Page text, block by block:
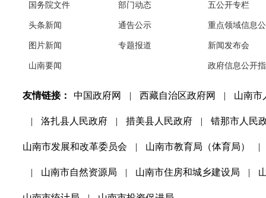
国务院文件
头条新闻
图片新闻
山南要闻
部门动态
通告公示
专题报道
五公开专栏
重点领域信息
新闻发布会
政府信息公开
友情链接： 中国政府网 | 西藏自治区政府网 | 山南市
| 洛扎县人民政府 | 措美县人民政府 | 错那市人民
山南市发展和改革委员会 | 山南市教育局（体育局） |
| 山南市自然资源局 | 山南市住房和城乡建设局 |